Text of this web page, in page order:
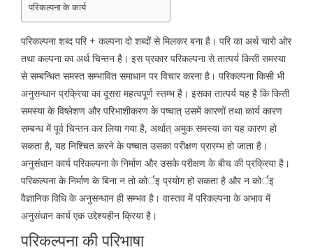
परिकल्पना के कार्य
परिकल्पना शब्द परि + कल्पना दो शब्दों से मिलकर बना है। परि का अर्थ चारो ओर
तथा कल्पना का अर्थ चिन्तन है। इस प्रकार परिकल्पना से तात्पर्य किसी समस्या
से सम्बन्धित समस्त सम्भावित समाधान पर विचार करना है। परिकल्पना किसी भी
अनुसन्धान प्रक्रिया का दूसरा महत्वपूर्ण स्तम्भ है। इसका तात्पर्य यह है कि किसी
समस्या के विष्लेशण और परिभाशीकरण के पष्चात् उसमें कारणों तथा कार्य कारण
सम्बन्ध में पूर्व चिन्तन कर लिया गया है, अर्थात् अमुक समस्या का यह कारण हो
सकता है, यह निश्चित करने के पष्चात उसका परीक्षण प्रारम्भ हो जाता है।
अनुसंधान कार्य परिकल्पना के निर्माण और उसके परीक्षण के बीच की प्रक्रिया है।
परिकल्पना के निर्माण के बिना न तो कोर्इ प्रयोग हो सकता है और न कोर्इ
वैज्ञानिक विधि के अनुसन्धान ही सम्भव है। वास्तव में परिकल्पना के अभाव में
अनुसंधान कार्य एक उद्देश्यहीन क्रिया है।
परिकल्पना की परिभाषा